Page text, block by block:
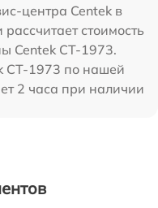
центра Centek в
стоимость
Centek CT-1973.
CT-1973 по нашей
2 часа при наличии